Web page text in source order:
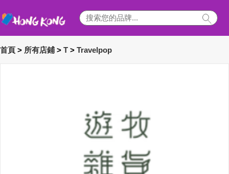
首頁 > 所有店鋪 > T > Travelpop